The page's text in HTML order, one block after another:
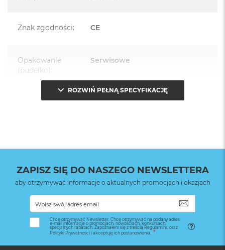
Znak zgodności: CE
Opakowanie
(pudełko):
Serwisowe
ROZWIŃ PEŁNĄ SPECYFIKACJĘ
ZAPISZ SIĘ DO NASZEGO NEWSLETTERA
aby otrzymywać informacje o aktualnych promocjach i okazjach
Chcę otrzymywać Newsletter. Chcę otrzymywać na podany adres
e-mail informacje o promocjach, nowościach, konkursach,
specjalnych rabatach. Zapoznałem się z treścią Regulaminu oraz
Polityki Prywatności i akceptuję ich postanowienia.